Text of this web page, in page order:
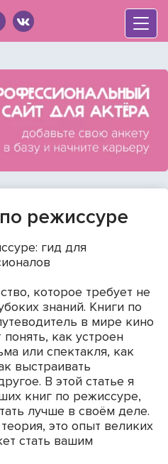
режиссуре
гид для
которое требует не
знаний. Книги по
в мире кино
как устроен
или спектакля, как
выстраивать
В этой статье я
книг по режиссуре,
лучше в своём деле.
это опыт великих
стать вашим